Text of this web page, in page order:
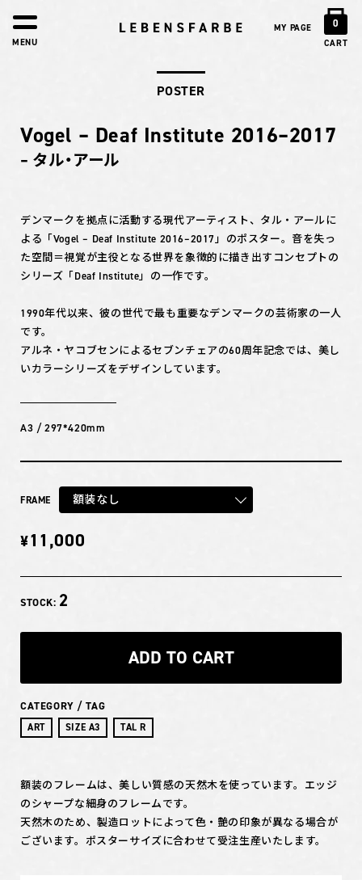
MY PAGE 0
CART
MENU
POSTER
Vogel – Deaf Institute 2016–2017
– タル・アール
デンマークを拠点に活動する現代アーティスト、タル・アールに
よる「Vogel – Deaf Institute 2016–2017」のポスター。音を失っ
た空間＝視覚が主役となる世界を象徴的に描き出すコンセプトの
シリーズ「Deaf Institute」の一作です。
1990年代以来、彼の世代で最も重要なデンマークの芸術家の一人
です。
アルネ・ヤコブセンによるセブンチェアの60周年記念では、美し
いカラーシリーズをデザインしています。
A3 / 297*420mm
FRAME 額装なし
¥11,000
STOCK: 2
ADD TO CART
CATEGORY / TAG
ART SIZE A3 TAL R
額装のフレームは、美しい質感の天然木を使っています。エッジ
のシャープな細身のフレームです。
天然木のため、製造ロットによって色・艶の印象が異なる場合が
ございます。ポスターサイズに合わせて受注生産いたします。